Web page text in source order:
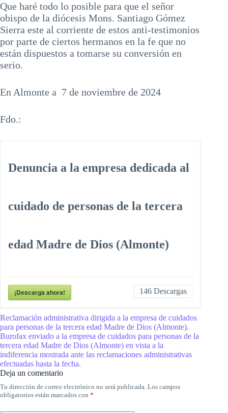
Que haré todo lo posible para que el señor
obispo de la diócesis Mons. Santiago Gómez
Sierra este al corriente de estos anti-testimonios
por parte de ciertos hermanos en la fe que no
están dispuestos a tomarse su conversión en
serio.
En Almonte a 7 de noviembre de 2024
Fdo.:
Denuncia a la empresa dedicada al
cuidado de personas de la tercera
edad Madre de Dios (Almonte)
¡Descarga ahora! 146 Descargas
Reclamación administrativa dirigida a la empresa de cuidados
para personas de la tercera edad Madre de Dios (Almonte).
Burofax enviado a la empresa de cuidados para personas de la
tercera edad Madre de Dios (Almonte) en vista a la
indiferencia mostrada ante las reclamaciones administrativas
efectuadas hasta la fecha.
Deja un comentario
Tu dirección de correo electrónico no será publicada. Los campos
obligatorios están marcados con *